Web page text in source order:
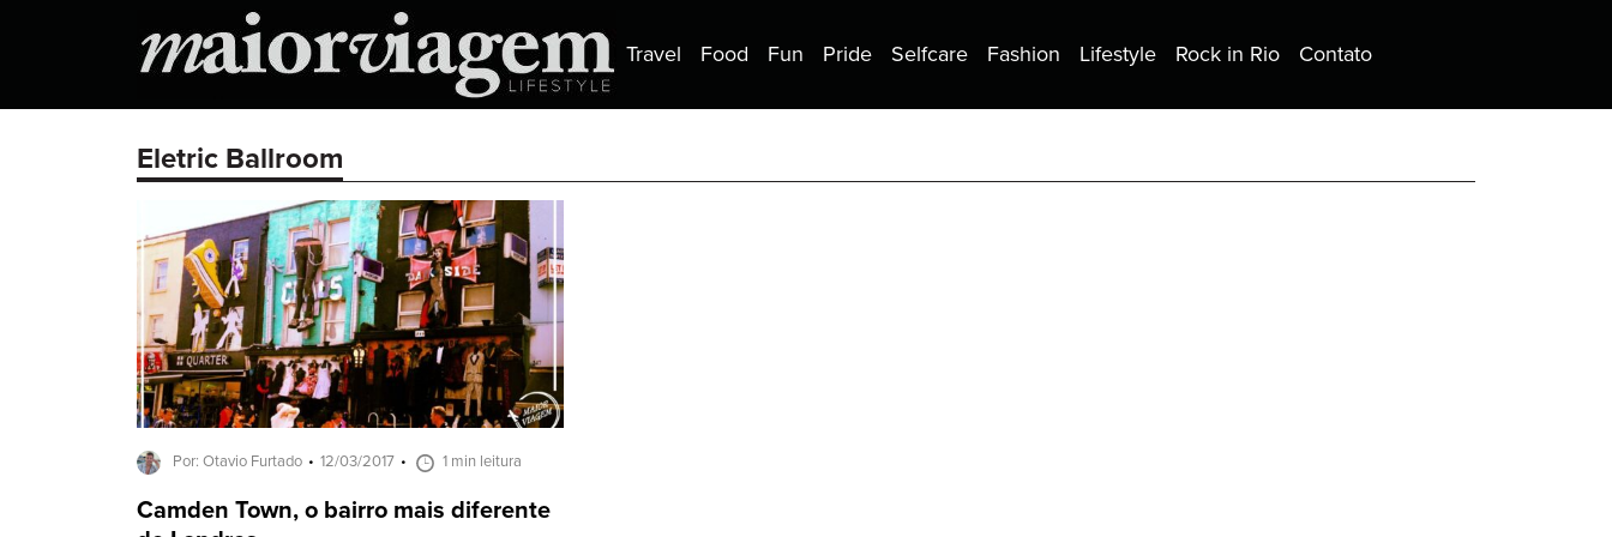
Travel Food Fun Pride Selfcare Fashion Lifestyle Rock in Rio Contato
Eletric Ballroom
Por: Otavio Furtado 12/03/2017 1 min leitura
Camden Town, o bairro mais diferente